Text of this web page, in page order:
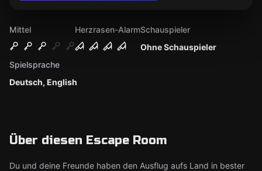
Mittel
Herzrasen-Alarm
Ohne Schauspieler
Schauspieler
Deutsch, English
Spielsprache
Über diesen Escape Room
Du und deine Freunde haben den Ausflug aufs Land in bester